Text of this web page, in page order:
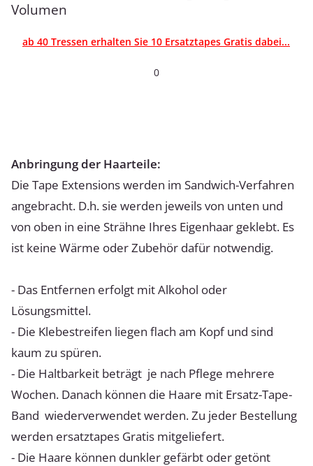
Volumen
ab 40 Tressen erhalten Sie 10 Ersatztapes Gratis dabei...
0
Anbringung der Haarteile:
Die Tape Extensions werden im Sandwich-Verfahren
angebracht. D.h. sie werden jeweils von unten und
von oben in eine Strähne Ihres Eigenhaar geklebt. Es
ist keine Wärme oder Zubehör dafür notwendig.
- Das Entfernen erfolgt mit Alkohol oder
Lösungsmittel.
- Die Klebestreifen liegen flach am Kopf und sind
kaum zu spüren.
- Die Haltbarkeit beträgt je nach Pflege mehrere
Wochen. Danach können die Haare mit Ersatz-Tape-
Band wiederverwendet werden. Zu jeder Bestellung
werden ersatztapes Gratis mitgeliefert.
- Die Haare können dunkler gefärbt oder getönt